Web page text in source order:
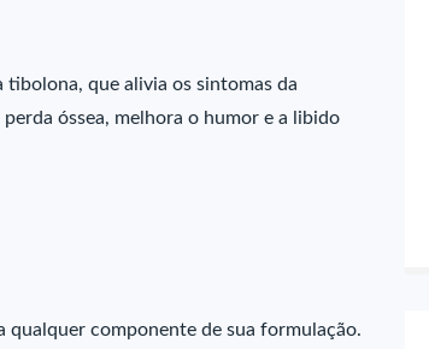
tibolona, que alivia os sintomas da
óssea, melhora o humor e a libido
qualquer componente de sua formulação.